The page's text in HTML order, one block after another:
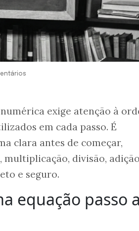
exige atenção à
em cada passo. É
clara antes de começar,
divisão,
e seguro.
equação passo a